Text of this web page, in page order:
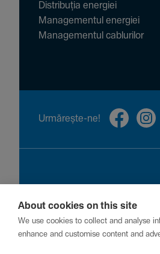
Distribuția energiei
Managementul energiei
Managementul cablurilor
Urmă­rește-ne!
Privacy Cookies
About cookies on this site
We use cookies to collect and analyse
enhance and customise content and